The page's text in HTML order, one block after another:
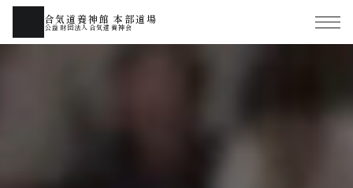
合気道養神館 本部道場
公益財団法人合気道養神会